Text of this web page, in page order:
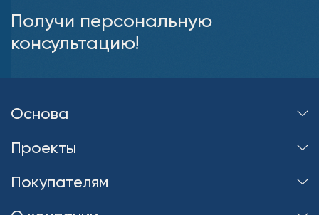
Получи персональную
консультацию!
Основа
Проекты
Покупателям